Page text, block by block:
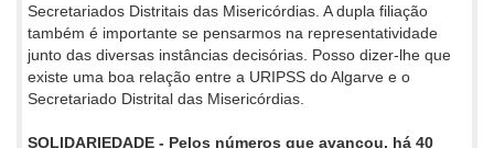
Secretariados Distritais das Misericórdias. A dupla filiação
também é importante se pensarmos na representatividade
junto das diversas instâncias decisórias. Posso dizer-lhe que
existe uma boa relação entre a URIPSS do Algarve e o
Secretariado Distrital das Misericórdias.
SOLIDARIEDADE - Pelos números que avançou, há 40